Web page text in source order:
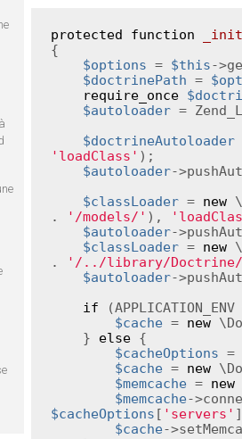
protected function
{
$options = $this-
$doctrinePath =
require_once
$autoloader =
$doctrineAutoloader
'loadClass' );
$autoloader-
$classLoader = new
.
'/models/' ),
$autoloader-
$classLoader = new
.
'/../library/
$autoloader-
if
$cache = new
    }
else {
$cacheOptions =
$cache = new
$memcache = new
$memcache-
$cacheOptions [ 'servers'
$cache-